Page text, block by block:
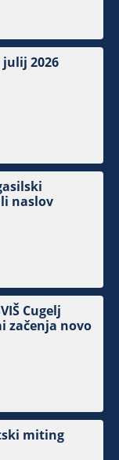
julij 2026
naslov
Cugelj
začenja novo
miting